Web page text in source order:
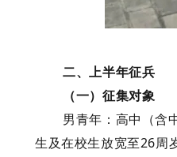
二、上半年征兵
（一）征集对象
男青年： 高中（含
生及在校生放宽至26周岁